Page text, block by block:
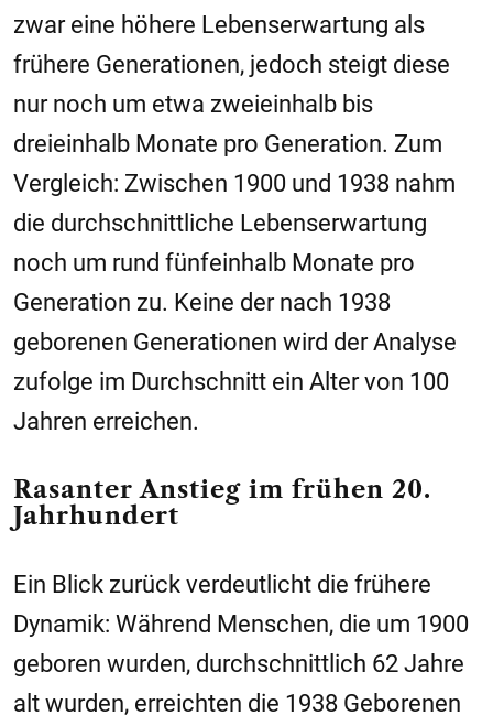
zwar eine höhere Lebenserwartung als
frühere Generationen, jedoch steigt diese
nur noch um etwa zweieinhalb bis
dreieinhalb Monate pro Generation. Zum
Vergleich: Zwischen 1900 und 1938 nahm
die durchschnittliche Lebenserwartung
noch um rund fünfeinhalb Monate pro
Generation zu. Keine der nach 1938
geborenen Generationen wird der Analyse
zufolge im Durchschnitt ein Alter von 100
Jahren erreichen.
Rasanter Anstieg im frühen 20.
Jahrhundert
Ein Blick zurück verdeutlicht die frühere
Dynamik: Während Menschen, die um 1900
geboren wurden, durchschnittlich 62 Jahre
alt wurden, erreichten die 1938 Geborenen